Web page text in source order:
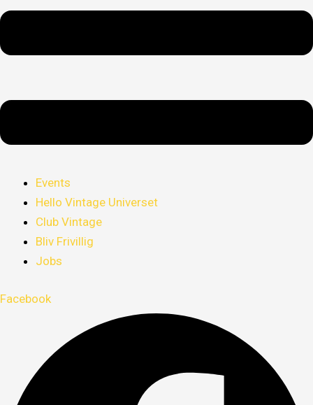
Events
Hello Vintage Universet
Club Vintage
Bliv Frivillig
Jobs
Facebook